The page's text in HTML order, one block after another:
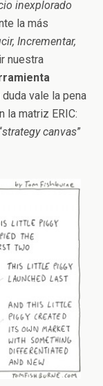
inexplorado
la más
Incrementar,
nuestra
vale la pena
la matriz ERIC:
strategy canvas”